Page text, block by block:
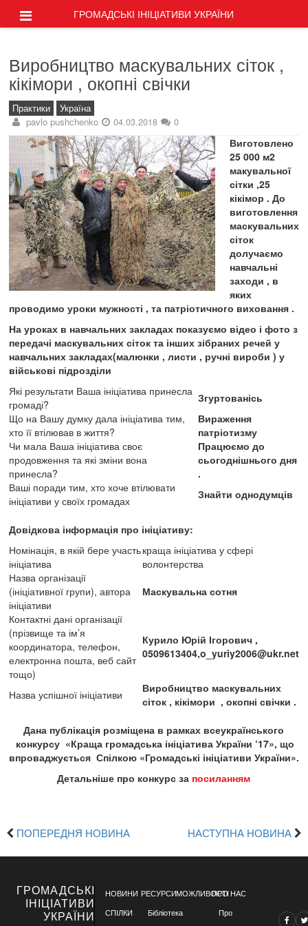
ГРОМАДСЬКІ ІНІЦІАТИВИ УКРАЇНИ
Виробництво маскувальних сіток ,
кікімори , окопні свічки
Практики Україна
pavlo pushchenko 04.03.2018 0
Виготовлено
25 000 м2
макувальної
сітки ,25
кікімор . До
виготовлення
маскувальних
сіток
долучаємо
навчальні
заходи , в
яких
проводимо уроки мужності , та патріотичного виховання .
На уроках в навчальних закладах показуємо відео і фото з
передачі маскувальних сіток та інших зібраних речей у
навчальних закладах(малюнки , листи , ручні вироби ) у
військові підрозділи
Які результати Ваша ініціатива принесла
громаді?
Згуртованісь
Що на Вашу думку дала ініціатива тим,
хто її втілював в життя?
Вираження
патріотизму
Чи мала Ваша ініціатива своє
продовження та які зміни вона
принесла?
Працюємо до
сьогоднішнього дня
.
Ваші поради тим, хто хоче втілювати
ініціативи у своїх громадах
Знайти однодумців
Довідкова інформація про ініціативу:
Номінація, в якій бере участь
ініціатива
краща ініціатива у сфері
волонтерства
Назва організації
(ініціативної групи), автора
ініціативи
Маскувальна сотня
Контактні дані організації
(прізвище та ім’я
координатора, телефон,
електронна пошта, веб сайт
тощо)
Курило Юрій Ігорович ,
0509613404,o_yuriy2006@ukr.net
Назва успішної ініціативи
Виробництво маскувальних
сіток , кікімори , окопні свічки .
Дана публікація розміщена в рамках всеукраїнського
конкурсу «Краща громадська ініціатива України ‘17», що
впроваджується Спілкою «Громадські ініціативи України».
Детальніше про конкурс за посиланням
ПОПЕРЕДНЯ НОВИНА НАСТУПНА НОВИНА
ГРОМАДСЬКІ
ІНІЦІАТИВИ
УКРАЇНИ
НОВИНИ
СПІЛКИ
РЕСУРСИ
Бібліотека
МОЖЛИВОСТІПРО НАС
Про